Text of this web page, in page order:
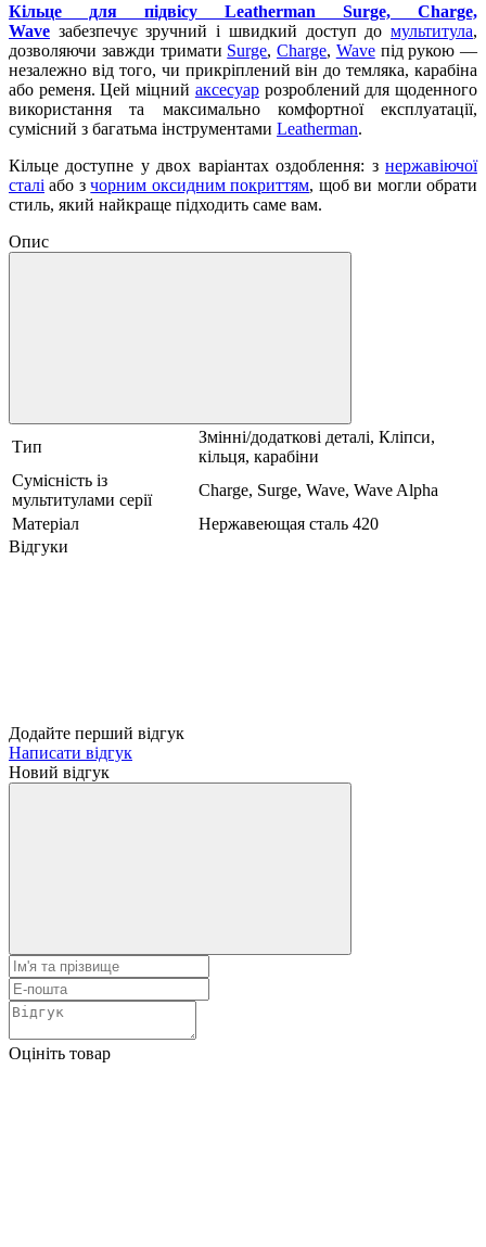
Кільце для підвісу Leatherman Surge, Charge,
Wave забезпечує зручний і швидкий доступ до мультитула,
дозволяючи завжди тримати Surge, Charge, Waveпід рукою —
незалежно від того, чи прикріплений він до темляка, карабіна
або ременя. Цей міцний аксесуаррозроблений для щоденного
використання та максимально комфортної експлуатації,
сумісний з багатьма інструментами Leatherman.
Кільце доступне у двох варіантах оздоблення: з нержавіючої
сталі або зчорним оксидним покриттям, щоб ви могли обрати
стиль, який найкраще підходить саме вам.
Опис
Тип
Змінні/додаткові деталі, Кліпси,
кільця, карабіни
Сумісність із
мультитулами серії
Charge, Surge, Wave, Wave Alpha
Матеріал
Нержавеющая сталь 420
Відгуки
Додайте перший відгук
Написати відгук
Новий відгук
Оцініть товар